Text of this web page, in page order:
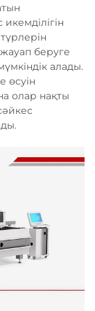
беруге
алады.
өсуін
олар нақты